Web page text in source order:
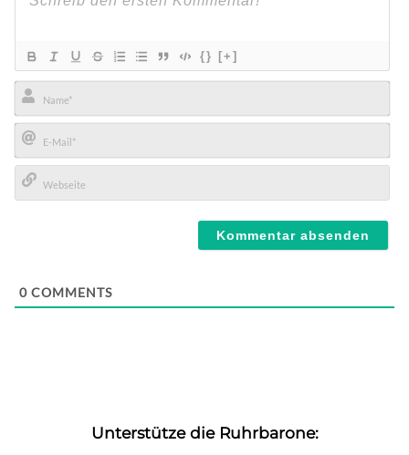
{} [+]
Name*
E-
Mail*
0 COMMENTS
Unterstütze die Ruhrbarone: